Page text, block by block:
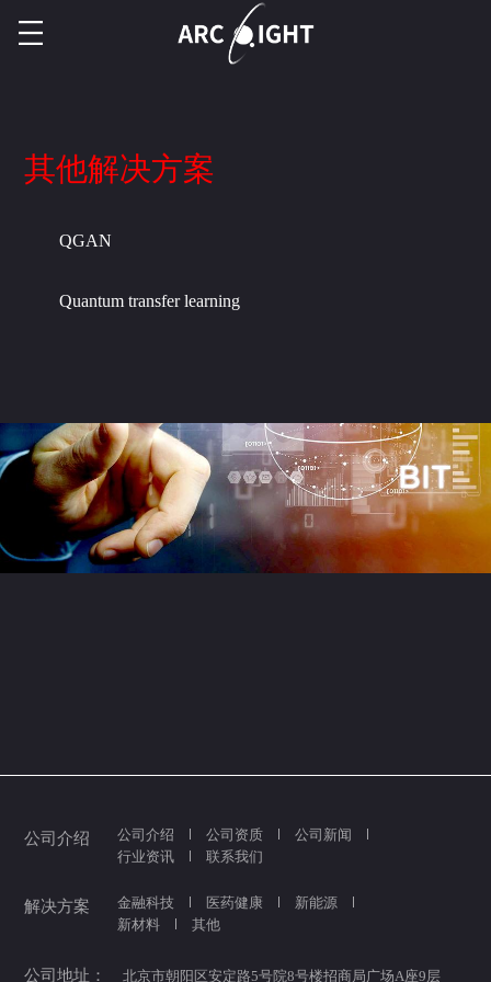
其他解决方案
QGAN
Quantum transfer learning
公司介绍 公司介绍 公司资质
公司新闻
行业资讯
联系我们
解决方案 金融科技 医药健康
新能源
新材料
其他
公司地址： 北京市朝阳区安定路5号院8号楼招商局广场A座9层